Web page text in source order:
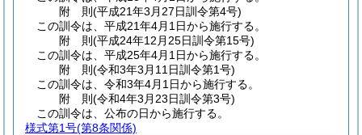
附 則(平成21年3月27日訓令第4号)
この訓令は、平成21年4月1日から施行する。
附 則(平成24年12月25日訓令第15号)
この訓令は、平成25年4月1日から施行する。
附 則(令和3年3月11日訓令第1号)
この訓令は、令和3年4月1日から施行する。
附 則(令和4年3月23日訓令第3号)
この訓令は、公布の日から施行する。
様式第1号(第8条関係)